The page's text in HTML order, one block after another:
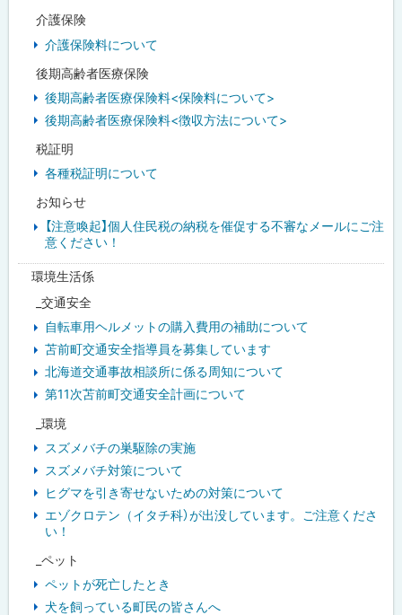
介護保険
介護保険料について
後期高齢者医療保険
後期高齢者医療保険料<保険料について>
後期高齢者医療保険料<徴収方法について>
税証明
各種税証明について
お知らせ
【注意喚起】個人住民税の納税を催促する不審なメールにご注
意ください！
環境生活係
_交通安全
自転車用ヘルメットの購入費用の補助について
苫前町交通安全指導員を募集しています
北海道交通事故相談所に係る周知について
第11次苫前町交通安全計画について
_環境
スズメバチの巣駆除の実施
スズメバチ対策について
ヒグマを引き寄せないための対策について
エゾクロテン（イタチ科）が出没しています。ご注意くださ
い！
_ペット
ペットが死亡したとき
犬を飼っている町民の皆さんへ